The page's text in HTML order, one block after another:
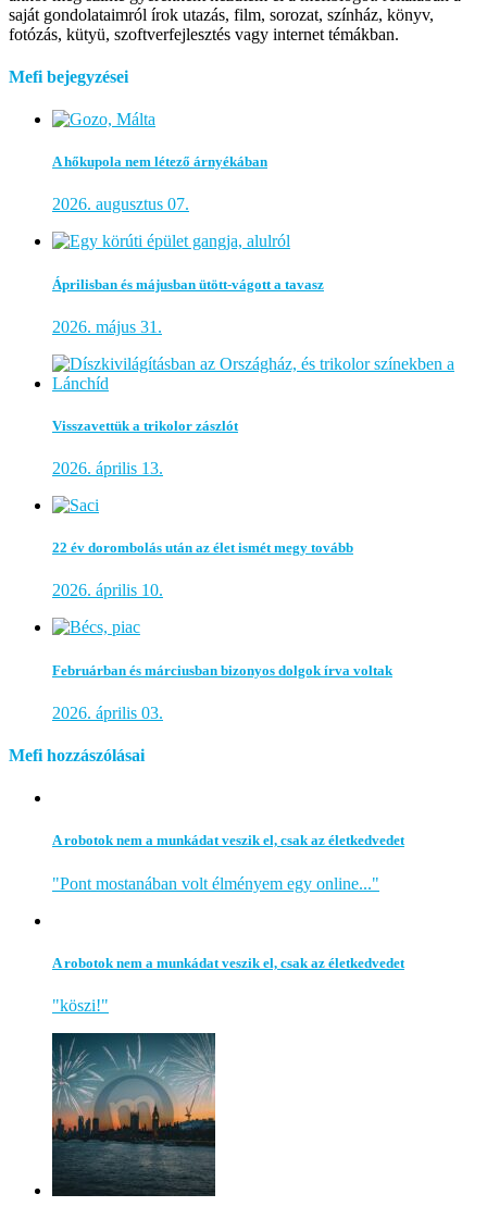
saját gondolataimról írok utazás, film, sorozat, színház, könyv,
fotózás, kütyü, szoftverfejlesztés vagy internet témákban.
Mefi bejegyzései
A hőkupola nem létező árnyékában
2026. augusztus 07.
Áprilisban és májusban ütött-vágott a tavasz
2026. május 31.
Visszavettük a trikolor zászlót
2026. április 13.
22 év dorombolás után az élet ismét megy tovább
2026. április 10.
Februárban és márciusban bizonyos dolgok írva voltak
2026. április 03.
Mefi hozzászólásai
A robotok nem a munkádat veszik el, csak az életkedvedet
"Pont mostanában volt élményem egy online..."
A robotok nem a munkádat veszik el, csak az életkedvedet
"köszi!"